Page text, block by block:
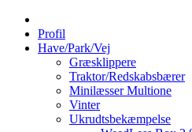
Profil
Have/Park/Vej
Græsklippere
Traktor/Redskabsbærer
Minilæsser Multione
Vinter
Ukrudtsbekæmpelse